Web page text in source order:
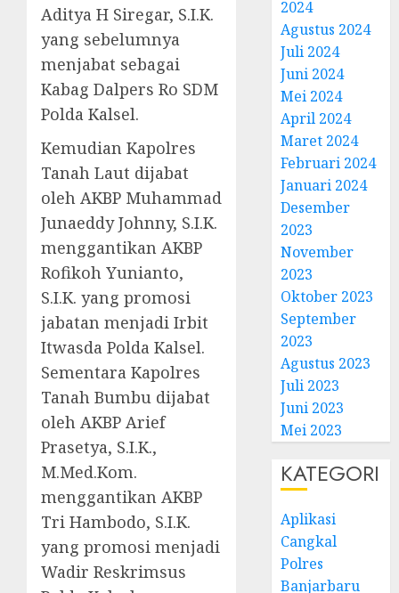
Aditya H Siregar, S.I.K.
yang sebelumnya
menjabat sebagai
Kabag Dalpers Ro SDM
Polda Kalsel.
Kemudian Kapolres
Tanah Laut dijabat
oleh AKBP Muhammad
Junaeddy Johnny, S.I.K.
menggantikan AKBP
Rofikoh Yunianto,
S.I.K. yang promosi
jabatan menjadi Irbit
Itwasda Polda Kalsel.
Sementara Kapolres
Tanah Bumbu dijabat
oleh AKBP Arief
Prasetya, S.I.K.,
M.Med.Kom.
menggantikan AKBP
Tri Hambodo, S.I.K.
yang promosi menjadi
Wadir Reskrimsus
2024
Agustus 2024
Juli 2024
Juni 2024
Mei 2024
April 2024
Maret 2024
Februari 2024
Januari 2024
Desember
2023
November
2023
Oktober 2023
September
2023
Agustus 2023
Juli 2023
Juni 2023
Mei 2023
KATEGORI
Aplikasi
Cangkal
Polres
Banjarbaru